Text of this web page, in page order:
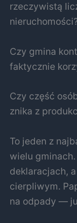
rzeczywistą
Czy gmina
faktycznie
Czy część
znika z
To jeden z
wielu gminach.
deklaracjach,
cierpliwym.
na odpady —